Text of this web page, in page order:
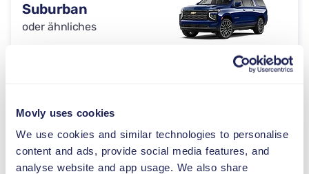
Movly uses cookies
We use cookies and similar technologies to personalise
content and ads, provide social media features, and
analyse website and app usage. We also share
Suburban
oder ähnliches
Toyota Tundra
oder ähnliches